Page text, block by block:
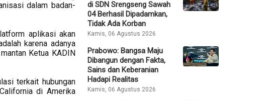
dalam badan-
aplikasi akan
karena adanya
Ketua KADIN
terkait hubungan
di Amerika
di SDN Srengseng Sawah
04 Berhasil Dipadamkan,
Tidak Ada Korban
Kamis, 06 Agustus 2026
Prabowo: Bangsa Maju
Dibangun dengan Fakta,
Sains dan Keberanian
Hadapi Realitas
Kamis, 06 Agustus 2026